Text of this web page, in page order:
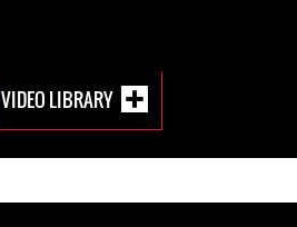
VIDEO LIBRARY